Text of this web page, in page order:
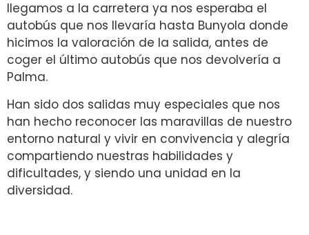
llegamos a la carretera ya nos esperaba el
autobús que nos llevaría hasta Bunyola donde
hicimos la valoración de la salida, antes de
coger el último autobús que nos devolvería a
Palma.
Han sido dos salidas muy especiales que nos
han hecho reconocer las maravillas de nuestro
entorno natural y vivir en convivencia y alegría
compartiendo nuestras habilidades y
dificultades, y siendo una unidad en la
diversidad.